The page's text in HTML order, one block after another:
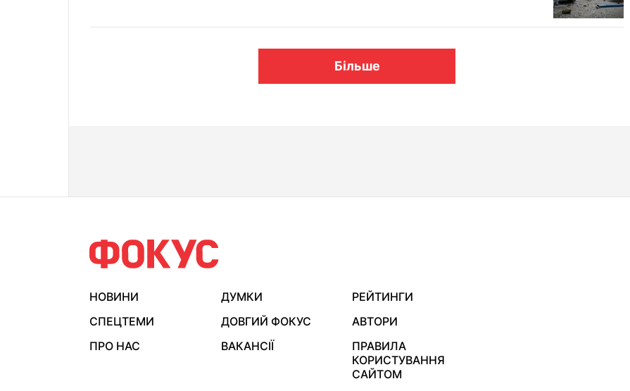
Більше
НОВИНИ ДУМКИ
РЕЙТИНГИ
СПЕЦТЕМИ
ДОВГИЙ ФОКУС
АВТОРИ
ПРО НАС
ВАКАНСІЇ
ПРАВИЛА
КОРИСТУВАННЯ
САЙТОМ